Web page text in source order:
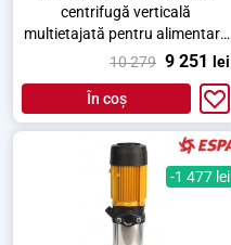
centrifugă verticală
multietajată pentru alimentare
cu apă
10 279 9 251 lei
În coș
-1 477 lei